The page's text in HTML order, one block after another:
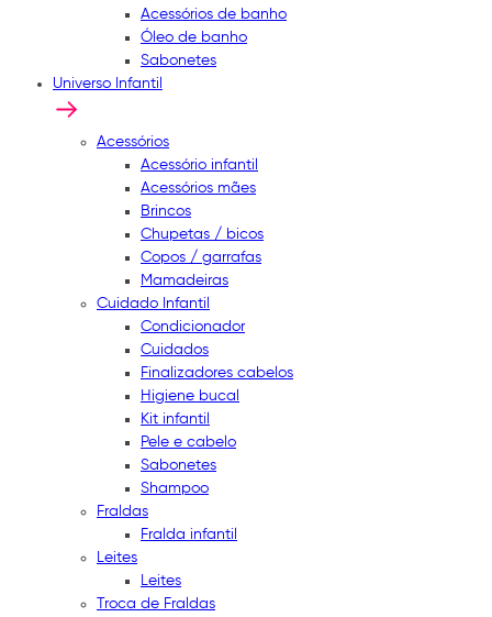
Acessórios de banho
Óleo de banho
Sabonetes
Universo Infantil
Acessórios
Acessório infantil
Acessórios mães
Brincos
Chupetas / bicos
Copos / garrafas
Mamadeiras
Cuidado Infantil
Condicionador
Cuidados
Finalizadores cabelos
Higiene bucal
Kit infantil
Pele e cabelo
Sabonetes
Shampoo
Fraldas
Fralda infantil
Leites
Leites
Troca de Fraldas